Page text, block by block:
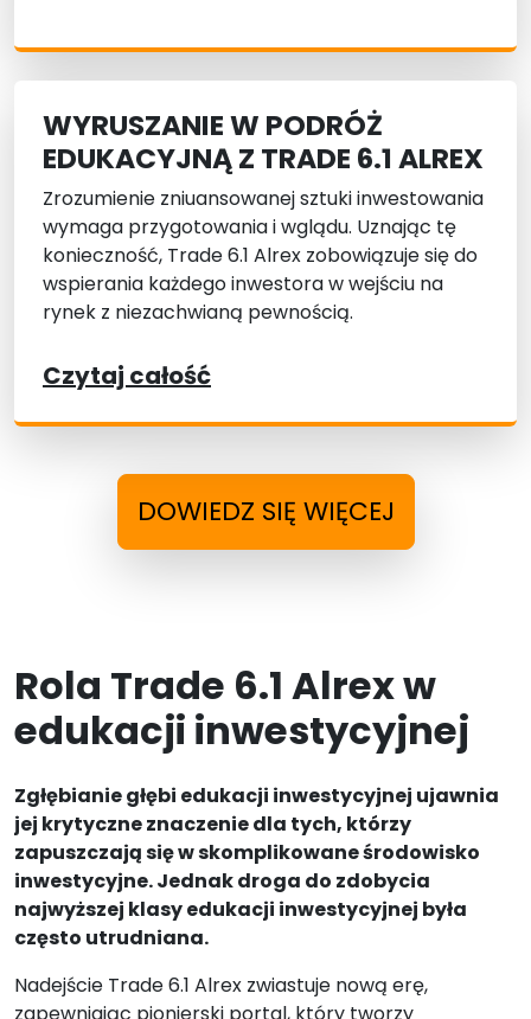
WYRUSZANIE W PODRÓŻ
EDUKACYJNĄ Z TRADE 6.1 ALREX
Zrozumienie zniuansowanej sztuki inwestowania
wymaga przygotowania i wglądu. Uznając tę
konieczność, Trade 6.1 Alrex zobowiązuje się do
wspierania każdego inwestora w wejściu na
rynek z niezachwianą pewnością.
Czytaj całość
DOWIEDZ SIĘ WIĘCEJ
Rola Trade 6.1 Alrex w
edukacji inwestycyjnej
Zgłębianie głębi edukacji inwestycyjnej ujawnia
jej krytyczne znaczenie dla tych, którzy
zapuszczają się w skomplikowane środowisko
inwestycyjne. Jednak droga do zdobycia
najwyższej klasy edukacji inwestycyjnej była
często utrudniana.
Nadejście Trade 6.1 Alrex zwiastuje nową erę,